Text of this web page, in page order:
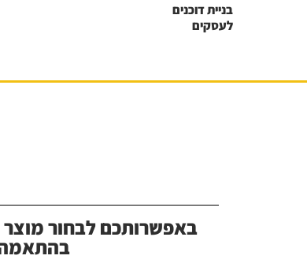
בניית דוכנים
לעסקים
באפשרותכם לבחור מוצר